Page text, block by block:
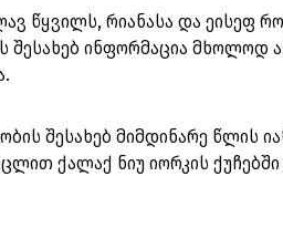
წყვილს, რიანასა და ეისეფ
შესახებ ინფორმაცია
შესახებ მიმდინარე წლის
ქალაქ ნიუ იორკის